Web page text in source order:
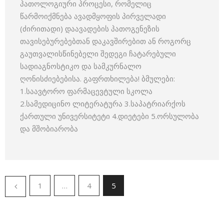
პათოლოგიური პროცესი, რომელიც
წარმოიქმნება ავადმყოფის პირველადი
(ძირითადი) დაავადების პათოგენეზის
თავისებურებებთან დაკავშირებით ან როგორც
გაუთვალისწინებელი შედეგი ჩატარებული
სადიაგნოსტიკო და სამკურნალო
ღონისძიებებისა. გაფრთხილება! ბმულები:
1.საავტორო ფარმაცევტული სკოლა
2.სამედიცინო ლიტერატურა 3.საპატრიარქოს
ქართული უნივერსიტეტი 4.დიეტები 5.ორსულობა
და მშობიარობა
1 … 4 5